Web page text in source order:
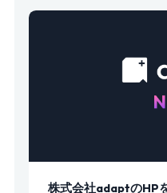
株式会社adaptのHP